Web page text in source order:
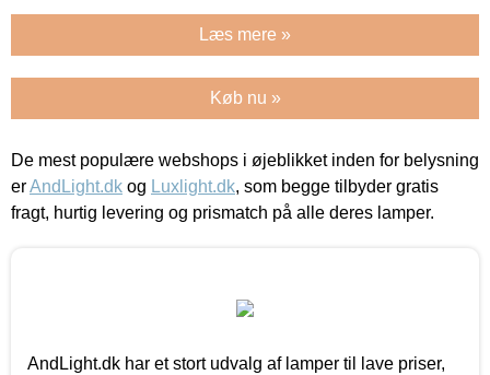
Læs mere »
Køb nu »
De mest populære webshops i øjeblikket inden for belysning
erAndLight.dk og Luxlight.dk, som begge tilbyder gratis
fragt, hurtig levering og prismatch på alle deres lamper.
AndLight.dk har et stort udvalg af lamper til lave priser,